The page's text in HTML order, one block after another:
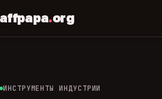
affpapa.org
ИНСТРУМЕНТЫ ИНДУСТРИИ